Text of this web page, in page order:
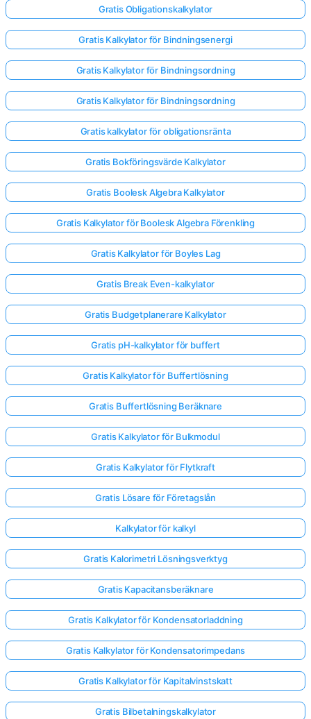
Gratis Obligationskalkylator
Gratis Kalkylator för Bindningsenergi
Gratis Kalkylator för Bindningsordning
Gratis Kalkylator för Bindningsordning
Gratis kalkylator för obligationsränta
Gratis Bokföringsvärde Kalkylator
Gratis Boolesk Algebra Kalkylator
Gratis Kalkylator för Boolesk Algebra Förenkling
Gratis Kalkylator för Boyles Lag
Gratis Break Even-kalkylator
Gratis Budgetplanerare Kalkylator
Gratis pH-kalkylator för buffert
Gratis Kalkylator för Buffertlösning
Gratis Buffertlösning Beräknare
Gratis Kalkylator för Bulkmodul
Gratis Kalkylator för Flytkraft
Gratis Lösare för Företagslån
Kalkylator för kalkyl
Gratis Kalorimetri Lösningsverktyg
Gratis Kapacitansberäknare
Gratis Kalkylator för Kondensatorladdning
Gratis Kalkylator för Kondensatorimpedans
Gratis Kalkylator för Kapitalvinstskatt
Gratis Bilbetalningskalkylator